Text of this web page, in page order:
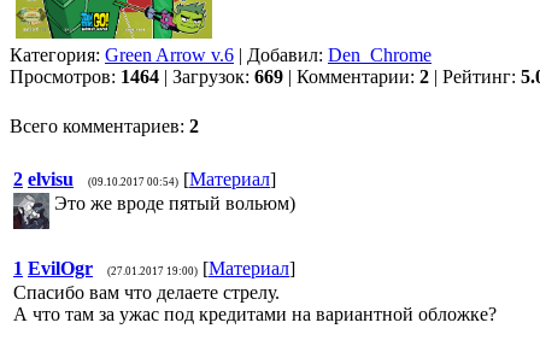
Категория: Green Arrow v.6 | Добавил: Den_Chrome
Просмотров: 1464 | Загрузок: 669 | Комментарии: 2 | Рейтинг:
Всего комментариев: 2
2 elvisu (09.10.2017 00:54) [Материал]
Это же вроде пятый вольюм)
1 EvilOgr (27.01.2017 19:00) [Материал]
Спасибо вам что делаете стрелу.
А что там за ужас под кредитами на вариантной обложке?